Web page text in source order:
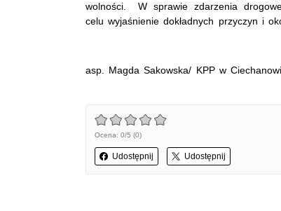
wolności. W sprawie zdarzenia
celu wyjaśnienie dokładnych przyczyn i
asp. Magda Sakowska/ KPP w
Ocena: 0/5 (0)
Udostępnij Udostępnij